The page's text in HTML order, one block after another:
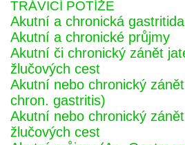
TRÁVICÍ POTÍŽE
Akutní a chronická gastritida
Akutní a chronické průjmy
Akutní či chronický zánět
žlučových cest
Akutní nebo chronický
chron. gastritis)
Akutní nebo chronický
žlučových cest